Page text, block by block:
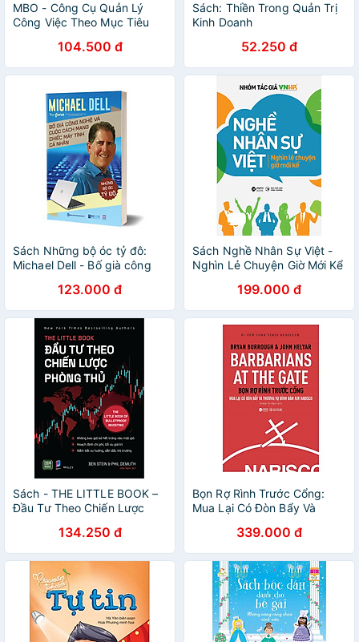
MBO - Công Cụ Quản Lý
Công Việc Theo Mục Tiêu
104.500 đ
Sách: Thiền Trong Quản Trị
Kinh Doanh
52.250 đ
Sách Những bộ óc tỷ đô:
Michael Dell - Bố già công
chiếc máy tính cá nhân
123.000 đ
Sách Nghề Nhân Sự Việt -
Nghìn Lẻ Chuyện Giờ Mới Kể
199.000 đ
Sách - THE LITTLE BOOK –
Đầu Tư Theo Chiến Lược
134.250 đ
Bọn Rợ Rình Trước Cổng:
Mua Lại Có Đòn Bẩy Và
339.000 đ